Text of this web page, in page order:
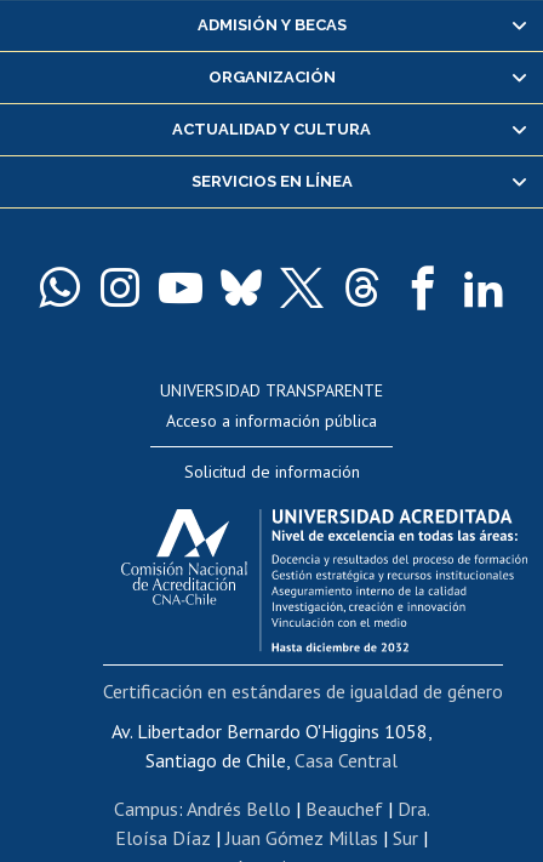
Matrícula en línea
Inscripción y cambio de asignaturas
Consulta y certificado de notas
Servicio médico y dental
Pago de arancel y crédito alumnos
Docentes
Evaluación docente
Calificación académica
Postulación al AUCAI
Funcionarias/os
Cursos internos de capacitación
Bienestar del personal
Portal de movilidad interna
Certificado de renta
Certificado de renta honorarios
Editar páginas blancas
ADMISIÓN Y BECAS
ORGANIZACIÓN
ACTUALIDAD Y CULTURA
SERVICIOS EN LÍNEA
UNIVERSIDAD TRANSPARENTE
Acceso a información pública
Solicitud de información
Av. Libertador Bernardo O'Higgins 1058,
Santiago de Chile, Casa Central
Campus: Andrés Bello | Beauchef| Dra.
Eloísa Díaz |Juan Gómez Millas | Sur |
Certificación en estándares de igualdad de género